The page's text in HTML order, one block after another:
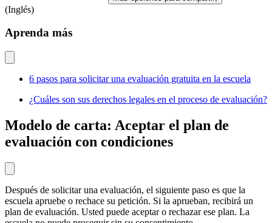
(Inglés)
Aprenda más
6 pasos para solicitar una evaluación gratuita en la escuela
¿Cuáles son sus derechos legales en el proceso de evaluación?
Modelo de carta: Aceptar el plan de
evaluación con condiciones
Después de solicitar una evaluación, el siguiente paso es que la
escuela apruebe o rechace su petición. Si la aprueban, recibirá un
plan de evaluación. Usted puede aceptar o rechazar ese plan. La